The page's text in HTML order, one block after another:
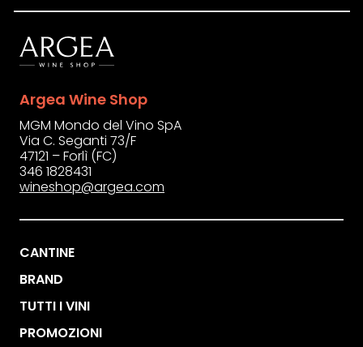
Argea Wine Shop
MGM Mondo del Vino SpA
Via C. Seganti 73/F
47121 – Forlì (FC)
346 1828431
wineshop@argea.com
CANTINE
BRAND
TUTTI I VINI
PROMOZIONI